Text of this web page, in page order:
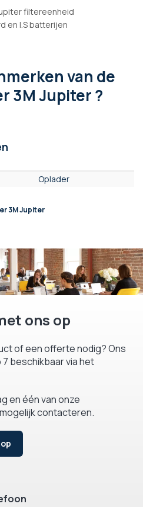
3M Jupiter
filtereenheid
en I.S batterijen
van de
3M Jupiter ?
Oplader
ons op
of een offerte nodig? Ons
beschikbaar via het
en één van onze
contacteren.